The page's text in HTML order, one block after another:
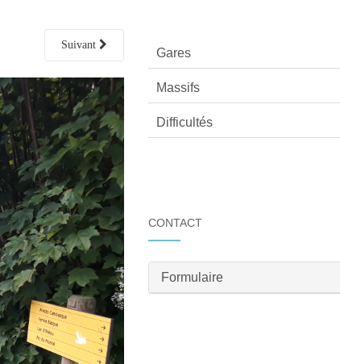
Suivant
Gares
Massifs
Difficultés
CONTACT
Formulaire